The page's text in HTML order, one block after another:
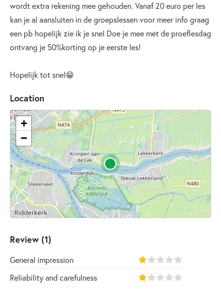
wordt extra rekening mee gehouden. Vanaf 20 euro per les
kan je al aansluiten in de groepslessen voor meer info graag
een pb hopelijk zie ik je snel Doe je mee met de proeflesdag
ontvang je 50%korting op je eerste les!
Hopelijk tot snel😁
Location
+
−
Review (1)
General impression
Reliability and carefulness